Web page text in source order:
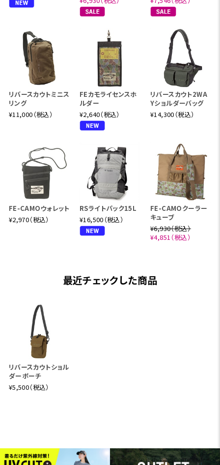
リバースカウトミニス
リング
¥11,000（税込）
FEカモライセンスホ
ルダー
¥2,640（税込）
リバースカウト2WA
Yショルダーバッグ
¥14,300（税込）
FE-CAMOウォレット
¥2,970（税込）
RSライトパック15L
¥16,500（税込）
FE-CAMOクーラー
キューブ
¥6,930（税込）
¥4,851（税込）
最近チェックした商品
リバースカウトショル
ダーポーチ
¥5,500（税込）